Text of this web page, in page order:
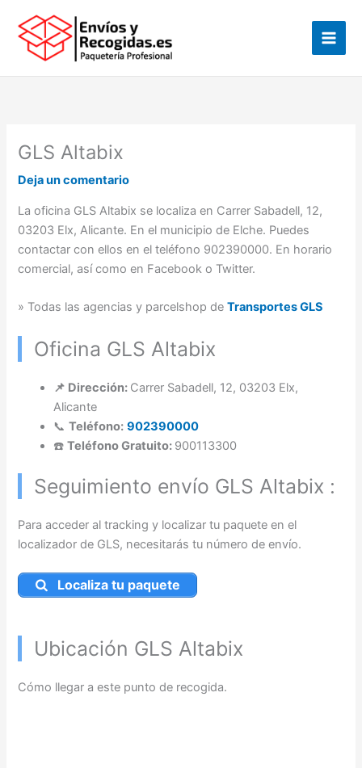
contenido
GLS Altabix
Deja un comentario
La oficina GLS Altabix se localiza en Carrer Sabadell, 12,
03203 Elx, Alicante. En el municipio de Elche. Puedes
contactar con ellos en el teléfono 902390000. En horario
comercial, así como en Facebook o Twitter.
» Todas las agencias y parcelshop deTransportes GLS
Oficina GLS Altabix
📌 Dirección: Carrer Sabadell, 12, 03203 Elx,
Alicante
📞Teléfono: 902390000
☎️Teléfono Gratuito: 900113300
Seguimiento envío GLS Altabix :
Para acceder al tracking y localizar tu paquete en el
localizador de GLS, necesitarás tu número de envío.
Localiza tu paquete
Ubicación GLS Altabix
Cómo llegar a este punto de recogida.